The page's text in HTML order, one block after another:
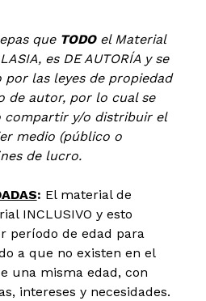
que TODO el Material
es DE AUTORÍA y se
las leyes de propiedad
de autor, por lo cual se
compartir y/o distribuir el
medio (público o
de lucro.
: ​El material de
INCLUSIVO y esto
período de edad para
a que no existen en el
una misma edad, con
intereses y necesidades.